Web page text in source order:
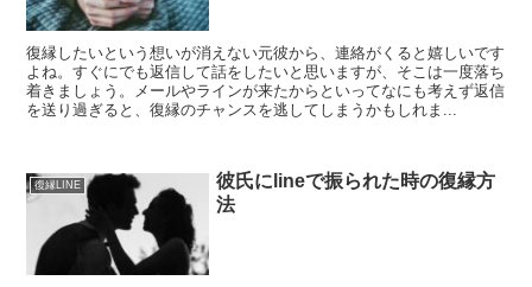
復縁したいという想いが消えない元彼から、連絡がくると嬉しいです
よね。すぐにでも返信して話をしたいと思いますが、そこは一度落ち
着きましょう。メールやラインが来たからといってなにも考えず返信
を送り過ぎると、復縁のチャンスを逃してしまうかもしれま...
復縁LINE
彼氏にlineで振られた時の復縁方
法